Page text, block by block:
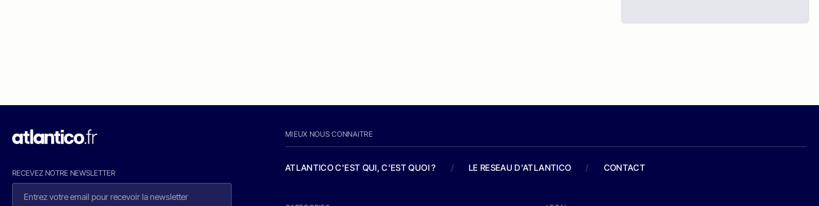
RECEVEZ NOTRE NEWSLETTER
MIEUX NOUS CONNAITRE
ATLANTICO C'EST QUI, C'EST QUOI ? / LE RESEAU D'ATLANTICO / CONTACT